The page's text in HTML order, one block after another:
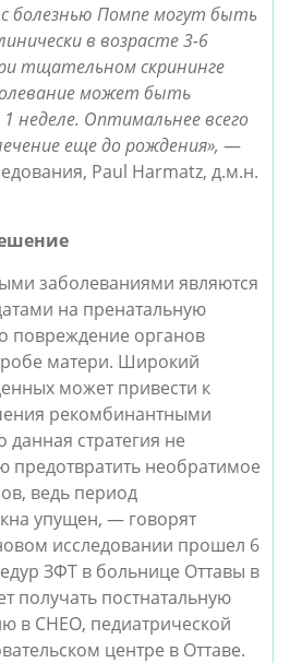
болезнью Помпе могут быть
в возрасте 3-6
тщательном скрининге
может быть
неделе. Оптимальнее всего
еще до рождения», —
Paul Harmatz, д.м.н.
заболеваниями являются
на пренатальную
повреждение органов
матери. Широкий
может привести к
рекомбинантными
стратегия не
предотвратить необратимое
ведь период
упущен, — говорят
исследовании прошел 6
ЗФТ в больнице Оттавы в
получать постнатальную
в CHEO, педиатрической
центре в Оттаве.